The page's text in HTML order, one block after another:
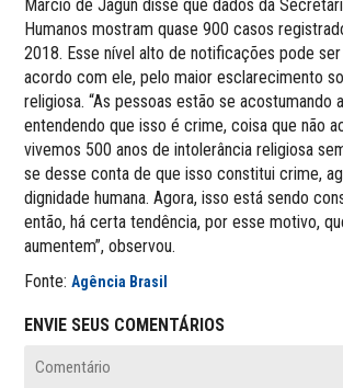
Márcio de Jagun disse que dados da
Humanos mostram quase 900 casos
2018. Esse nível alto de notificações pode
acordo com ele, pelo maior esclarecimento
religiosa. “As pessoas estão se acostumando
entendendo que isso é crime, coisa que não
vivemos 500 anos de intolerância religiosa
se desse conta de que isso constitui crime,
dignidade humana. Agora, isso está sendo
então, há certa tendência, por esse motivo,
aumentem”, observou.
Fonte:Agência Brasil
ENVIE SEUS COMENTÁRIOS